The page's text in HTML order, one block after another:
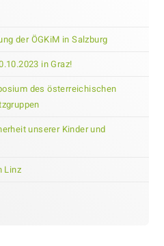
der ÖGKiM in Salzburg
in Graz!
des österreichischen
unserer Kinder und
Linz